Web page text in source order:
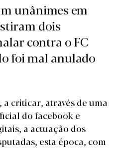
unânimes em
dois
contra o FC
foi mal anulado
a criticar, através de uma
do facebook e
a actuação dos
esta época, com